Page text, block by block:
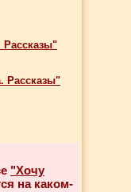
Рассказы"
Рассказы"
"Хочу
на каком-